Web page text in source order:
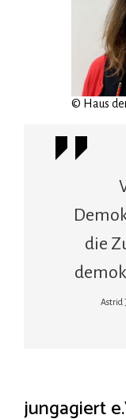
© Haus
die
Astrid
jungagiert